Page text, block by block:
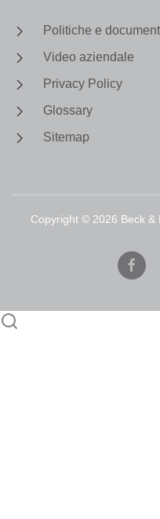
Politiche e
Video aziendale
Privacy Policy
Glossary
Sitemap
Copyright © 2026 Beck &